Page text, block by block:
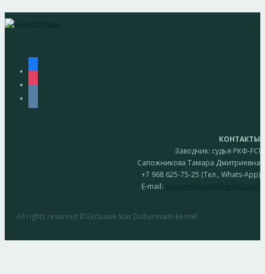
КОНТАКТЫ
Заводчик: судья РКФ-FCI
Сапожникова Тамара Дмитриевна
+7 968 625-75-25 (Тел., Whats-App)
E-mail:
All rights reserved © Exclusive Star Dobermann kennel